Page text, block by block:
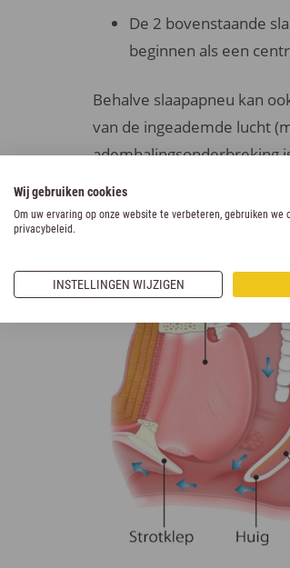
De 2 bovenstaande
beginnen als een
Behalve slaapapneu kan
van de ingeademde lucht
ademhalingsonderbreking
Wij gebruiken cookies
Om uw ervaring op onze website te verbeteren, gebruiken we
privacybeleid.
INSTELLINGEN WIJZIGEN